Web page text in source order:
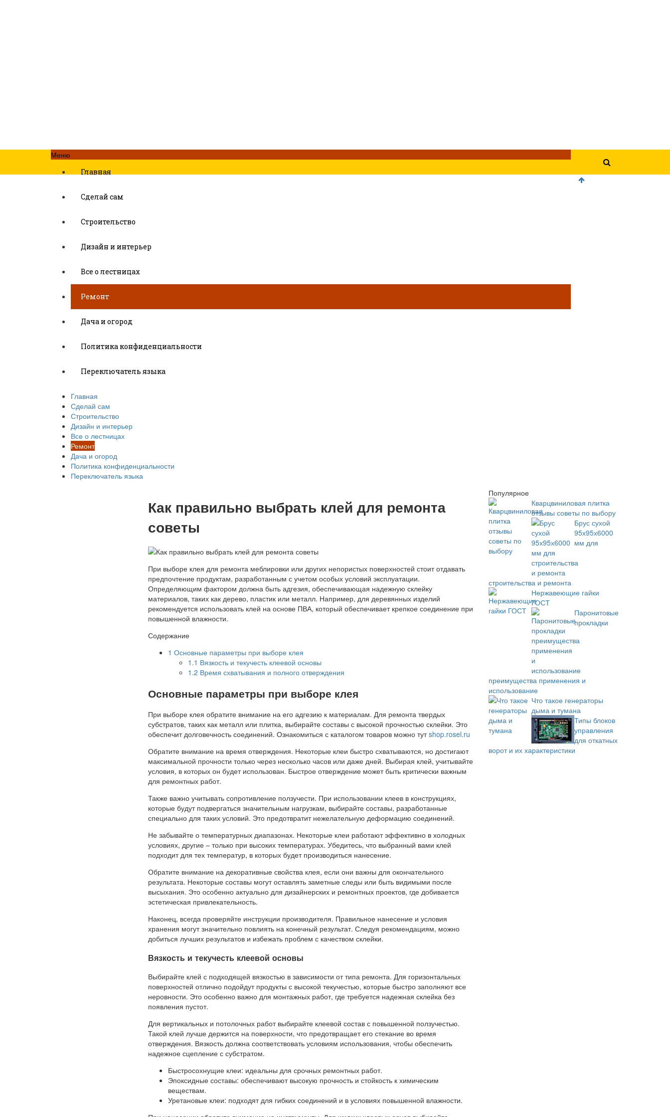
Меню
Главная
Сделай сам
Строительство
Дизайн и интерьер
Все о лестницах
Ремонт
Дача и огород
Политика конфиденциальности
Переключатель языка
Главная
Сделай сам
Строительство
Дизайн и интерьер
Все о лестницах
Ремонт
Дача и огород
Политика конфиденциальности
Переключатель языка
Как правильно выбрать клей для ремонта
советы
При выборе клея для ремонта меблировки или других непористых поверхностей стоит отдавать
предпочтение продуктам, разработанным с учетом особых условий эксплуатации.
Определяющим фактором должна быть адгезия, обеспечивающая надежную склейку
материалов, таких как дерево, пластик или металл. Например, для деревянных изделий
рекомендуется использовать клей на основе ПВА, который обеспечивает крепкое соединение при
повышенной влажности.
Содержание
1 Основные параметры при выборе клея
1.1 Вязкость и текучесть клеевой основы
1.2 Время схватывания и полного отверждения
Основные параметры при выборе клея
При выборе клея обратите внимание на его адгезию к материалам. Для ремонта твердых
субстратов, таких как металл или плитка, выбирайте составы с высокой прочностью склейки. Это
обеспечит долговечность соединений. Ознакомиться с каталогом товаров можно тутshop.rosel.ru
Обратите внимание на время отверждения. Некоторые клеи быстро схватываются, но достигают
максимальной прочности только через несколько часов или даже дней. Выбирая клей, учитывайте
условия, в которых он будет использован. Быстрое отверждение может быть критически важным
для ремонтных работ.
Также важно учитывать сопротивление ползучести. При использовании клеев в конструкциях,
которые будут подвергаться значительным нагрузкам, выбирайте составы, разработанные
специально для таких условий. Это предотвратит нежелательную деформацию соединений.
Не забывайте о температурных диапазонах. Некоторые клеи работают эффективно в холодных
условиях, другие – только при высоких температурах. Убедитесь, что выбранный вами клей
подходит для тех температур, в которых будет производиться нанесение.
Обратите внимание на декоративные свойства клея, если они важны для окончательного
результата. Некоторые составы могут оставлять заметные следы или быть видимыми после
высыхания. Это особенно актуально для дизайнерских и ремонтных проектов, где добивается
эстетическая привлекательность.
Наконец, всегда проверяйте инструкции производителя. Правильное нанесение и условия
хранения могут значительно повлиять на конечный результат. Следуя рекомендациям, можно
добиться лучших результатов и избежать проблем с качеством склейки.
Вязкость и текучесть клеевой основы
Выбирайте клей с подходящей вязкостью в зависимости от типа ремонта. Для горизонтальных
поверхностей отлично подойдут продукты с высокой текучестью, которые быстро заполняют все
неровности. Это особенно важно для монтажных работ, где требуется надежная склейка без
появления пустот.
Для вертикальных и потолочных работ выбирайте клеевой состав с повышенной ползучестью.
Такой клей лучше держится на поверхности, что предотвращает его стекание во время
отверждения. Вязкость должна соответствовать условиям использования, чтобы обеспечить
надежное сцепление с субстратом.
Быстросохнущие клеи: идеальны для срочных ремонтных работ.
Эпоксидные составы: обеспечивают высокую прочность и стойкость к химическим
веществам.
Уретановые клеи: подходят для гибких соединений и в условиях повышенной влажности.
Популярное
Кварцвиниловая плитка
отзывы советы по выбору
Брус сухой
95х95х6000
мм для
строительства и ремонта
Нержавеющие гайки
ГОСТ
Паронитовые
прокладки
преимущества применения и
использование
Что такое генераторы
дыма и тумана
Типы блоков
управления
для откатных
ворот и их характеристики